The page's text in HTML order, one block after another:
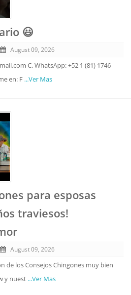
😃
August 09, 2026
C. WhatsApp: +52 1 (81) 1746
en: F ...Ver Mas
para esposas
traviesos!
August 09, 2026
de los Consejos Chingones muy bien
y nuest ...Ver Mas